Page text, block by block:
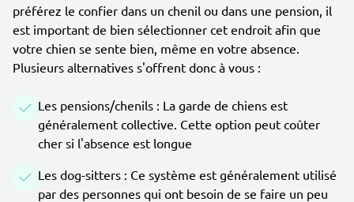
préférez le confier dans un chenil ou dans une pension, il
est important de bien sélectionner cet endroit afin que
votre chien se sente bien, même en votre absence.
Plusieurs alternatives s'offrent donc à vous :
Les pensions/chenils : La garde de chiens est
généralement collective. Cette option peut coûter
cher si l'absence est longue
Les dog-sitters : Ce système est généralement utilisé
par des personnes qui ont besoin de se faire un peu